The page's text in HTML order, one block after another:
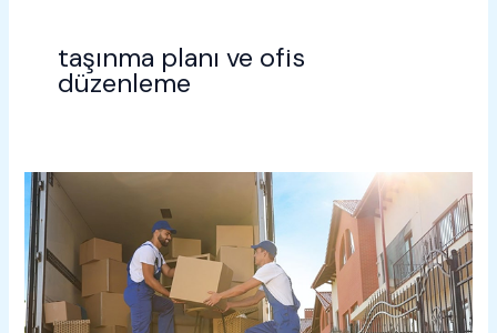
taşınma planı ve ofis
düzenleme